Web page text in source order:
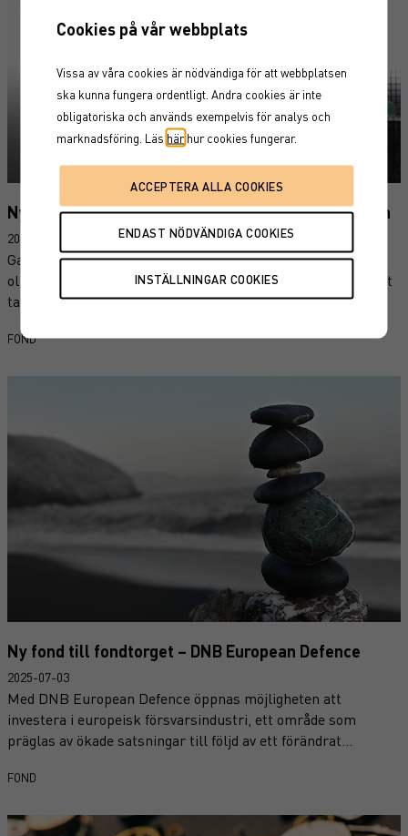
Nya teman på fondtorget: AI, megatrender och tech
2025-12-01
Garantums fondtorg utökas med ett tiotal fonder inom flera
olika kategorier. Våra fondanalytiker har bland annat valt att
ta in tre intressanta tematiska, globala aktiefonder.
FOND
Ny fond till fondtorget – DNB European Defence
2025-07-03
Med DNB European Defence öppnas möjligheten att
investera i europeisk försvarsindustri, ett område som
präglas av ökade satsningar till följd av ett förändrat
centrala roller i upprustningen av Europas försvarsförmåga,
sektorn.
FOND
Cookies på vår webbplats
Vissa av våra cookies är nödvändiga för att webbplatsen
ska kunna fungera ordentligt. Andra cookies är inte
obligatoriska och används exempelvis för analys och
marknadsföring. Läs här hur cookies fungerar.